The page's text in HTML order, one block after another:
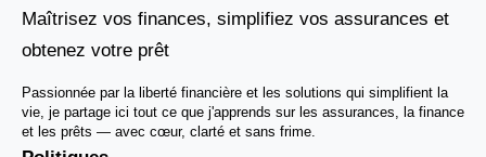
Maîtrisez vos finances, simplifiez vos assurances et
obtenez votre prêt
Passionnée par la liberté financière et les solutions qui simplifient la
vie, je partage ici tout ce que j'apprends sur les assurances, la finance
et les prêts — avec cœur, clarté et sans frime.